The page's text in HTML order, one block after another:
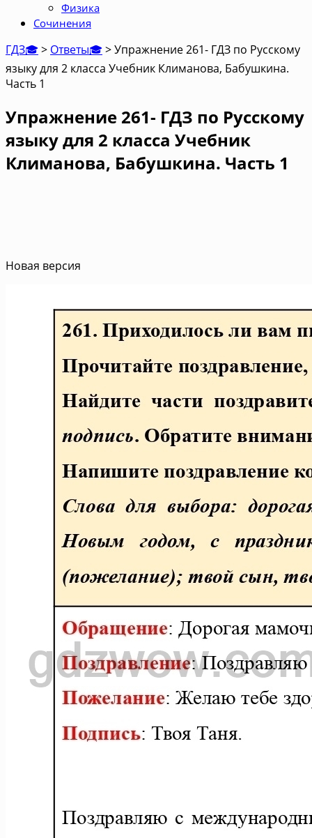
Физика
Сочинения
ГДЗ🎓> Ответы🎓>Упражнение 261- ГДЗ по Русскому
языку для 2 класса Учебник Климанова, Бабушкина.
Часть 1
Упражнение 261- ГДЗ по Русскому
языку для 2 класса Учебник
Климанова, Бабушкина. Часть 1
Новая версия